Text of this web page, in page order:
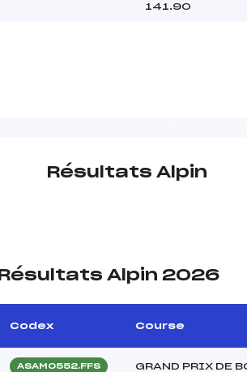
141.90
Résultats Alpin
Résultats Alpin 2026
Codex Course
ASAM0552.FFS GRAND PRIX DE